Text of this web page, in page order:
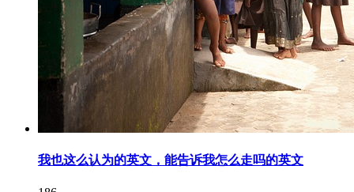
我也这么认为的英文，能告诉我怎么走吗的英文